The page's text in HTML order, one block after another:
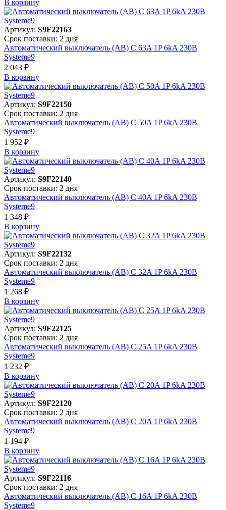
В корзинy
Артикул: S9F22163
Срок поставки: 2 дня
Автоматический выключатель (АВ) C 63A 1P 6kA 230В
Systeme9
2 043 ₽
В корзинy
Артикул: S9F22150
Срок поставки: 2 дня
Автоматический выключатель (АВ) C 50A 1P 6kA 230В
Systeme9
1 952 ₽
В корзинy
Артикул: S9F22140
Срок поставки: 2 дня
Автоматический выключатель (АВ) C 40A 1P 6kA 230В
Systeme9
1 348 ₽
В корзинy
Артикул: S9F22132
Срок поставки: 2 дня
Автоматический выключатель (АВ) C 32A 1P 6kA 230В
Systeme9
1 268 ₽
В корзинy
Артикул: S9F22125
Срок поставки: 2 дня
Автоматический выключатель (АВ) C 25A 1P 6kA 230В
Systeme9
1 232 ₽
В корзинy
Артикул: S9F22120
Срок поставки: 2 дня
Автоматический выключатель (АВ) C 20A 1P 6kA 230В
Systeme9
1 194 ₽
В корзинy
Артикул: S9F22116
Срок поставки: 2 дня
Автоматический выключатель (АВ) C 16A 1P 6kA 230В
Systeme9